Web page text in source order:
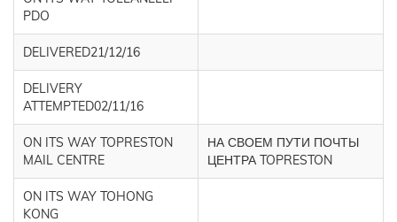
PDO
DELIVERED21/12/16
DELIVERY
ATTEMPTED02/11/16
ON ITS WAY TOPRESTON
MAIL CENTRE
НА СВОЕМ ПУТИ ПОЧТЫ
ЦЕНТРА TOPRESTON
ON ITS WAY TOHONG
KONG